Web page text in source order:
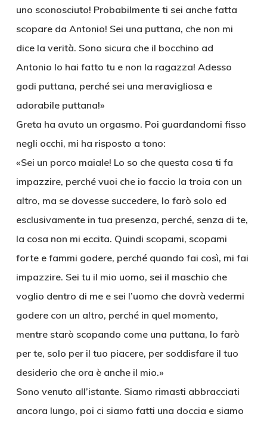
uno sconosciuto! Probabilmente ti sei anche fatta
scopare da Antonio! Sei una puttana, che non mi
dice la verità. Sono sicura che il bocchino ad
Antonio lo hai fatto tu e non la ragazza! Adesso
godi puttana, perché sei una meravigliosa e
adorabile puttana!»
Greta ha avuto un orgasmo. Poi guardandomi fisso
negli occhi, mi ha risposto a tono:
«Sei un porco maiale! Lo so che questa cosa ti fa
impazzire, perché vuoi che io faccio la troia con un
altro, ma se dovesse succedere, lo farò solo ed
esclusivamente in tua presenza, perché, senza di te,
la cosa non mi eccita. Quindi scopami, scopami
forte e fammi godere, perché quando fai così, mi fai
impazzire. Sei tu il mio uomo, sei il maschio che
voglio dentro di me e sei l’uomo che dovrà vedermi
godere con un altro, perché in quel momento,
mentre starò scopando come una puttana, lo farò
per te, solo per il tuo piacere, per soddisfare il tuo
desiderio che ora è anche il mio.»
Sono venuto all’istante. Siamo rimasti abbracciati
ancora lungo, poi ci siamo fatti una doccia e siamo